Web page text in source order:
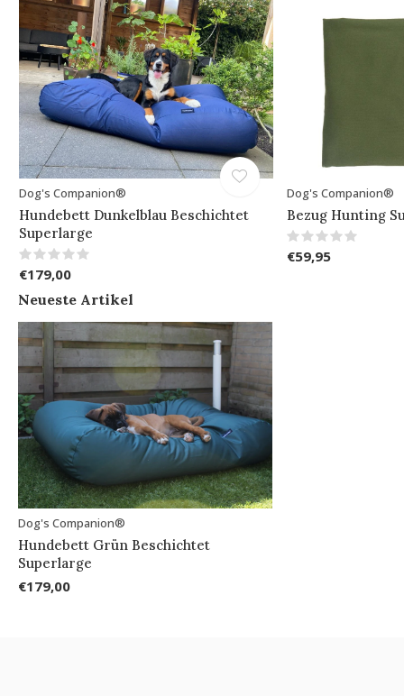
Dog's Companion®
Hundebett Dunkelblau Beschichtet
Superlarge
€179,00
Dog's Companion®
Bezug Hunting
€59,95
Neueste Artikel
Dog's Companion®
Hundebett Grün Beschichtet
Superlarge
€179,00